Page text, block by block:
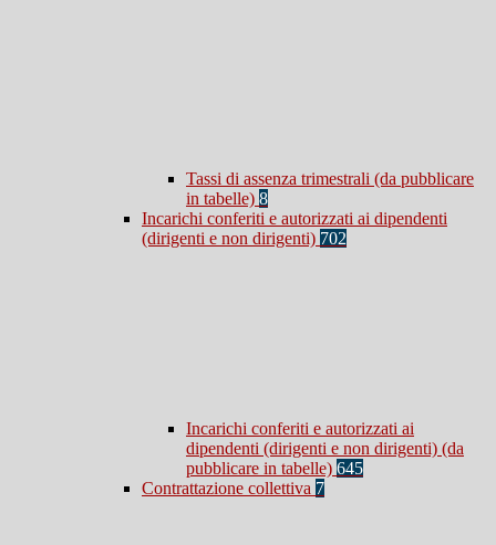
Tassi di assenza trimestrali (da pubblicare
in tabelle) 8
Incarichi conferiti e autorizzati ai dipendenti
(dirigenti e non dirigenti) 702
Incarichi conferiti e autorizzati ai
dipendenti (dirigenti e non dirigenti) (da
pubblicare in tabelle) 645
Contrattazione collettiva 7